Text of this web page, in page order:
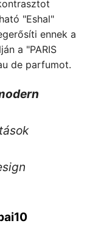
"Eshal"
ennek a
a "PARIS
de parfumot.